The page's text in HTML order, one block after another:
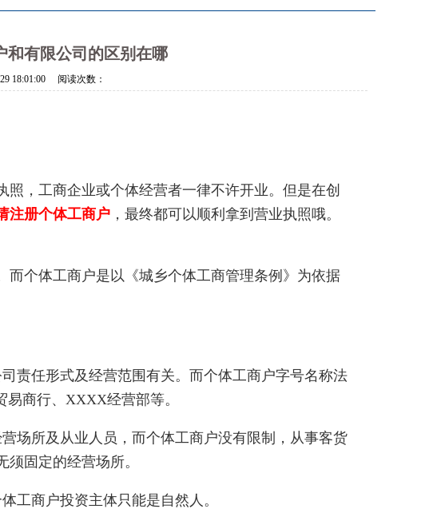
和有限公司的区别在哪
18:01:00 阅读次数：
，工商企业或个体经营者一律不许开业。但是在创
注册个体工商户，最终都可以顺利拿到营业执照哦。
个体工商户是以《城乡个体工商管理条例》为依据
任形式及经营范围有关。而个体工商户字号名称法
商行、XXXX经营部等。
所及从业人员，而个体工商户没有限制，从事客货
固定的经营场所。
商户投资主体只能是自然人。